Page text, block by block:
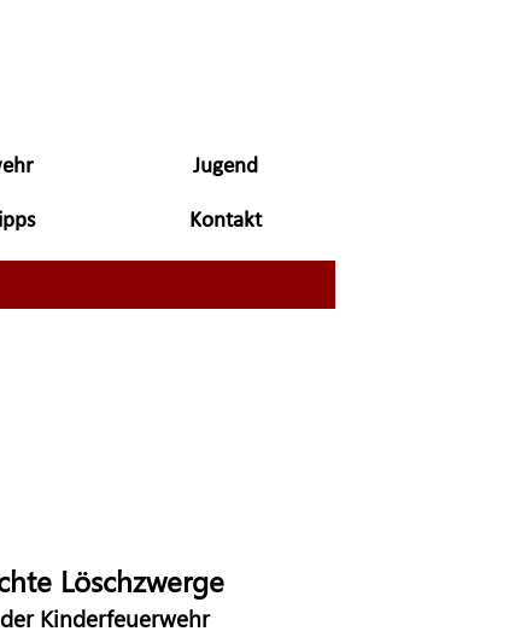
▼
Jugend
▼
Kontakt
Löschzwerge
Kinderfeuerwehr